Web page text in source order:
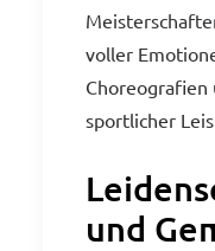
voller
sportlicher
und